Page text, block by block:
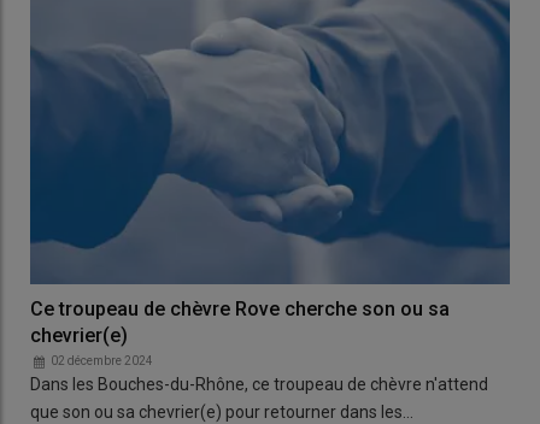
Ce troupeau de chèvre Rove cherche son ou sa
chevrier(e)
02 décembre 2024
Dans les Bouches-du-Rhône, ce troupeau de chèvre n'attend
que son ou sa chevrier(e) pour retourner dans les…